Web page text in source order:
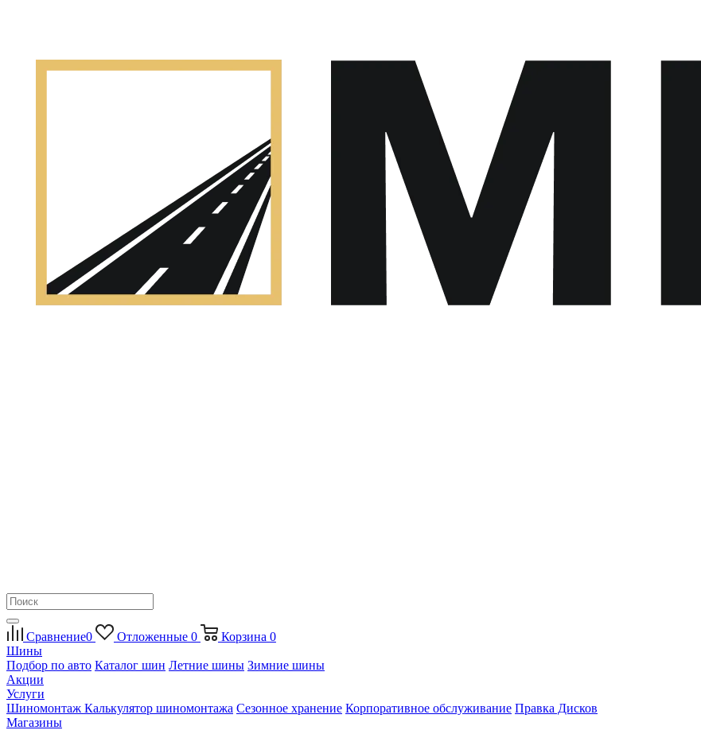
Сравнение0 Отложенные 0 Корзина 0
Шины
Подбор по авто Каталог шин Летние шины Зимние шины
Акции
Услуги
Шиномонтаж Калькулятор шиномонтажа Сезонное хранение Корпоративное обслуживание Правка Дисков
Магазины